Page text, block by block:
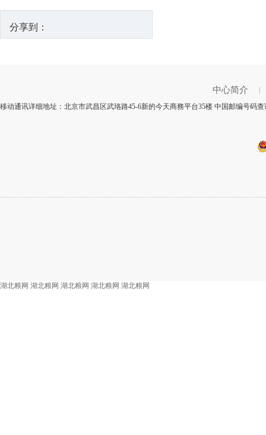
分享到：
中心简介
移动通讯详细地址：北京市武昌区武珞路45-6新的今天商務平台35楼 中国邮编号码
湖北粮网 湖北粮网 湖北粮网 湖北粮网 湖北粮网